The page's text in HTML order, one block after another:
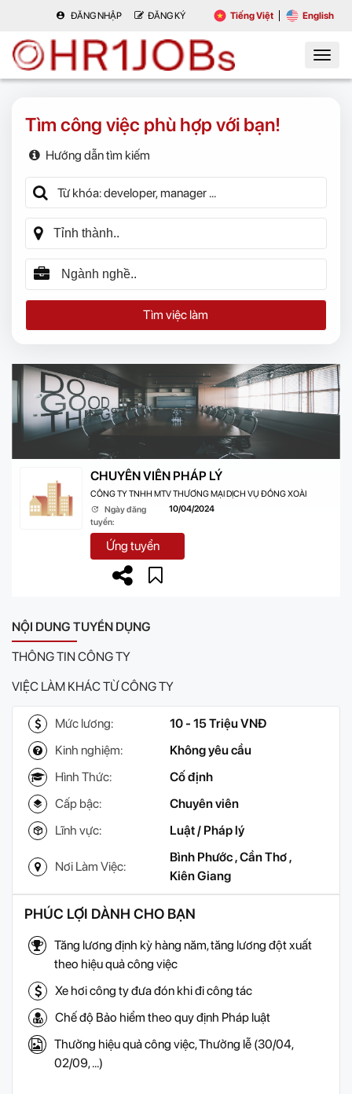
ĐĂNG NHẬP ĐĂNG KÝ Tiếng Việt English
Tìm công việc phù hợp với bạn!
Hướng dẫn tìm kiếm
Tìm việc làm
CHUYÊN VIÊN PHÁP LÝ
CÔNG TY TNHH MTV THƯƠNG MẠI DỊCH VỤ ĐỒNG XOÀI
Ngày đăng
tuyển:
10/04/2024
Ứng tuyển
NỘI DUNG TUYỂN DỤNG
THÔNG TIN CÔNG TY
VIỆC LÀM KHÁC TỪ CÔNG TY
Mức lương:
10 - 15 Triệu VNĐ
Kinh nghiệm:
Không yêu cầu
Hình Thức:
Cố định
Cấp bậc:
Chuyên viên
Lĩnh vực:
Luật / Pháp lý
Nơi Làm Việc:
Bình Phước,Cần Thơ,
Kiên Giang
PHÚC LỢI DÀNH CHO BẠN
Tăng lương định kỳ hàng năm, tăng lương đột xuất
theo hiệu quả công việc
Xe hơi công ty đưa đón khi đi công tác
Chế độ Bảo hiểm theo quy định Pháp luật
Thưởng hiệu quả công việc, Thưởng lễ (30/04,
02/09, …)